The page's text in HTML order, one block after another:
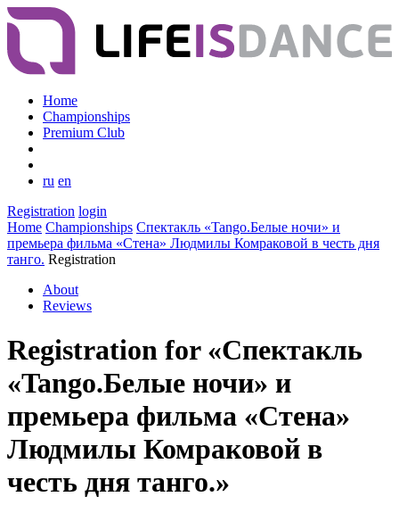
Home
Championships
Premium Club
ru en
Registration login
Home Championships Спектакль «Tango.Белые ночи» и
премьера фильма «Стена» Людмилы Комраковой в честь дня
танго. Registration
About
Reviews
Registration for «Спектакль
«Tango.Белые ночи» и
премьера фильма «Стена»
Людмилы Комраковой в
честь дня танго.»